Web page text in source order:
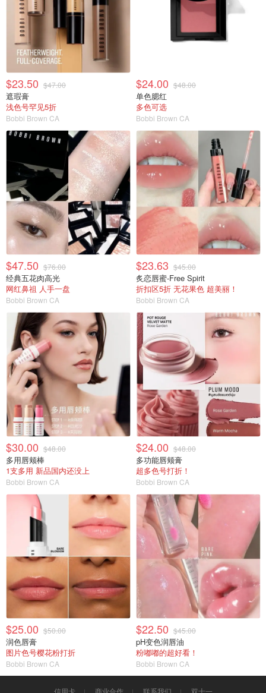
$23.50 $47.00
遮瑕膏
浅色号罕见5折
Bobbi Brown CA
$24.00 $48.00
单色腮红
多色可选
Bobbi Brown CA
$47.50 $76.00
经典五花肉高光
网红鼻祖 人手一盘
Bobbi Brown CA
$23.63 $45.00
炙恋唇蜜-Free Spirit
折扣区5折 无花果色 超美丽！
Bobbi Brown CA
$30.00 $48.00
多用唇颊棒
1支多用 新品国内还没上
Bobbi Brown CA
$24.00 $48.00
多功能唇颊膏
超多色号打折！
Bobbi Brown CA
$25.00 $50.00
润色唇膏
图片色号樱花粉打折
Bobbi Brown CA
$22.50 $45.00
pH变色润唇油
粉嘟嘟的超好看！
Bobbi Brown CA
信用卡 商业合作 联系我们 双十一